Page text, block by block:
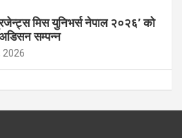
मिस युनिभर्स नेपाल २०२६’ को
सम्पन्न
2026